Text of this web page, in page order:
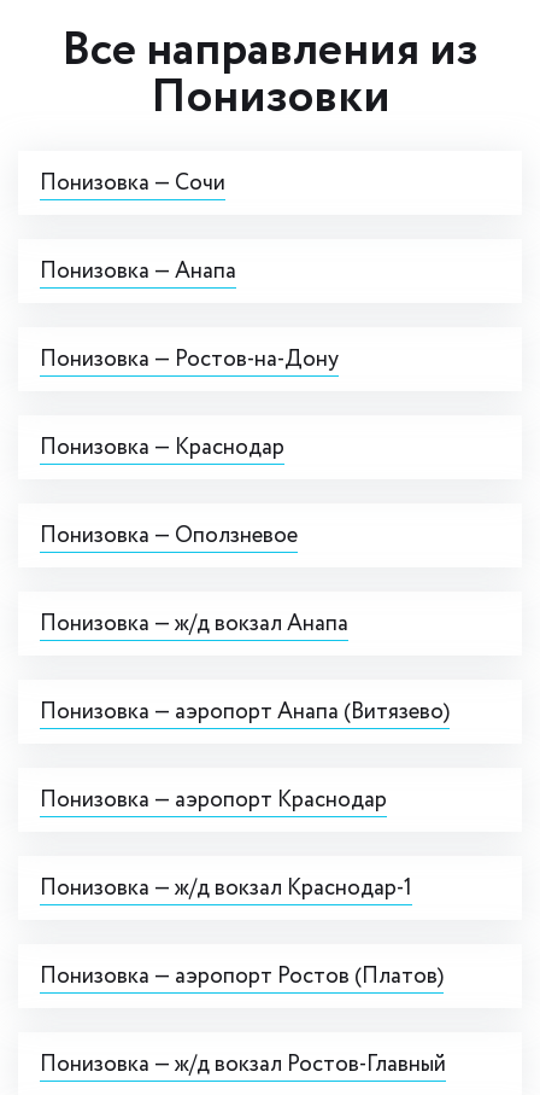
Все направления из
Понизовки
Понизовка — Сочи
Понизовка — Анапа
Понизовка — Ростов-на-Дону
Понизовка — Краснодар
Понизовка — Оползневое
Понизовка — ж/д вокзал Анапа
Понизовка — аэропорт Анапа (Витязево)
Понизовка — аэропорт Краснодар
Понизовка — ж/д вокзал Краснодар-1
Понизовка — аэропорт Ростов (Платов)
Понизовка — ж/д вокзал Ростов-Главный